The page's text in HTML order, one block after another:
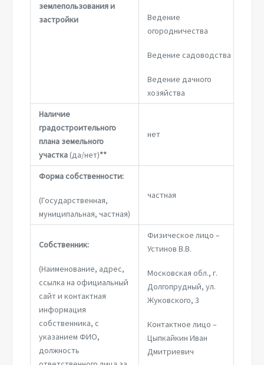
землепользования и
застройки
Ведение
огородничества
Ведение садоводства
Ведение дачного
хозяйства
Наличие
градостроительного
плана земельного
участка(да/нет)**
нет
Форма собственности:
(Государственная,
муниципальная, частная)
частная
Собственник:
(Наименование, адрес,
ссылка на официальный
сайт и контактная
информация
собственника, с
указанием ФИО,
должность
Физическое лицо –
Устинов В.В.
Московская обл., г.
Долгопрудный, ул.
Жуковского, 3
Контактное лицо –
Цыпкайкин Иван
Дмитриевич